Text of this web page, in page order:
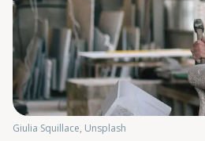
Giulia Squillace, Unsplash